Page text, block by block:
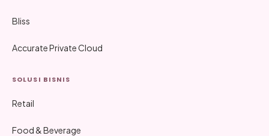
Bliss
Accurate Private Cloud
SOLUSI BISNIS
Retail
Food & Beverage